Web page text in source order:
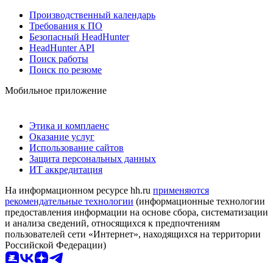
Производственный календарь
Требования к ПО
Безопасный HeadHunter
HeadHunter API
Поиск работы
Поиск по резюме
Мобильное приложение
Этика и комплаенс
Оказание услуг
Использование сайтов
Защита персональных данных
ИТ аккредитация
На информационном ресурсе hh.ru применяются
рекомендательные технологии (информационные технологии
предоставления информации на основе сбора, систематизации
и анализа сведений, относящихся к предпочтениям
пользователей сети «Интернет», находящихся на территории
Российской Федерации)